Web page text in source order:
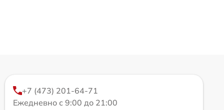
+7 (473) 201-64-71
Ежедневно с 9:00 до 21:00